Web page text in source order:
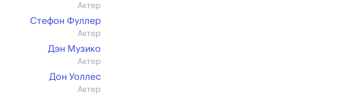
Актер
Стефон Фуллер
Актер
Дэн Музико
Актер
Дон Уоллес
Актер